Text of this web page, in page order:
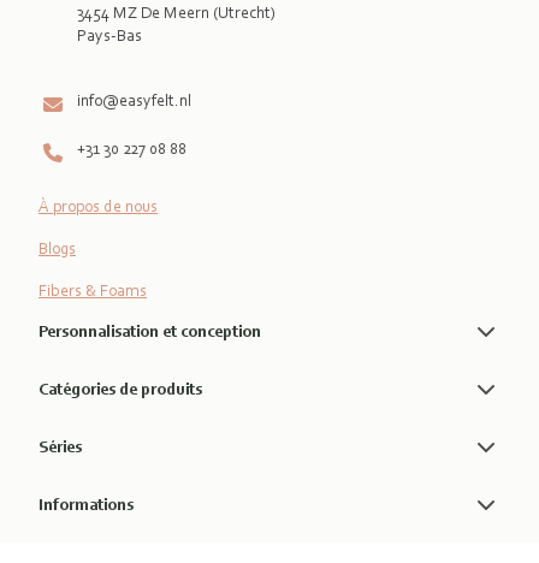
3454 MZ De Meern (Utrecht)
Pays-Bas
info@easyfelt.nl
+31 30 227 08 88
À propos de nous
Blogs
Fibers & Foams
Personnalisation et conception
Catégories de produits
Séries
Informations